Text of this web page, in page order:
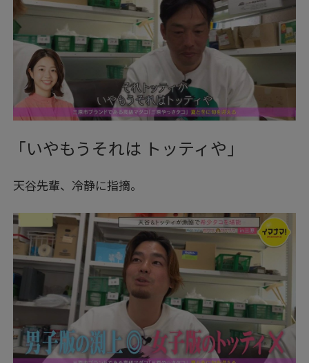
「いやもうそれは トッティや」
天谷先輩、冷静に指摘。